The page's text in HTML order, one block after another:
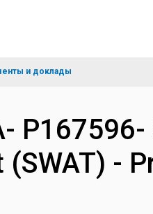
и доклады
-